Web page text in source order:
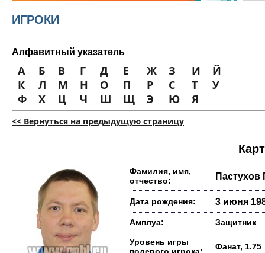
ИГРОКИ
Алфавитный указатель
А Б В Г Д Е Ж З И
Й
К
Л М Н О П Р С Т
У
Ф
Х Ц Ч Ш Щ Э Ю Я
<< Вернуться на предыдущую страницу
Фамилия, имя,
отчество:
Пастухов
Дата рождения: 3 июня
Амплуа: Защитник
Уровень игры
Фанат, 1.75